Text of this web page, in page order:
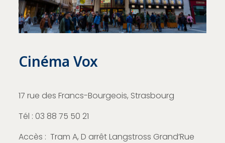
Cinéma Vox
17 rue des Francs-Bourgeois, Strasbourg
Tél : 03 88 75 50 21
Accès : Tram A, D arrêt Langstross Grand’Rue